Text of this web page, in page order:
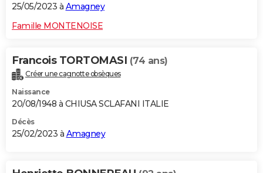
25/05/2023 à Amagney
Famille MONTENOISE
Francois TORTOMASI (74 ans)
Créer une cagnotte obsèques
Naissance
20/08/1948 à CHIUSA SCLAFANI ITALIE
Décès
25/02/2023 à Amagney